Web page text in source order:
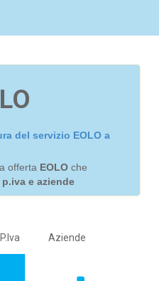
del servizio EOLO a
offerta EOLO che
e aziende
P.Iva Aziende